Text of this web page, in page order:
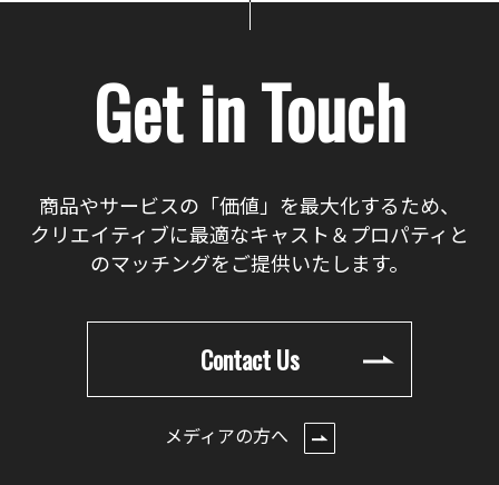
Get in Touch
商品やサービスの「価値」を最大化するため、
クリエイティブに最適なキャスト＆プロパティと
のマッチングをご提供いたします。
Contact Us
メディアの方へ